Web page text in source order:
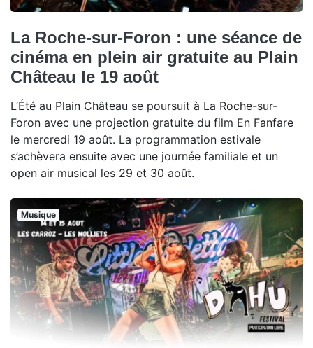
La Roche-sur-Foron : une séance de
cinéma en plein air gratuite au Plain
Château le 19 août
L’Été au Plain Château se poursuit à La Roche-sur-
Foron avec une projection gratuite du film En Fanfare
le mercredi 19 août. La programmation estivale
s’achèvera ensuite avec une journée familiale et un
open air musical les 29 et 30 août.
Musique